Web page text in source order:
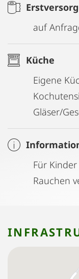
auf
Küche
Eigene
Gläser/
Für
Rauchen